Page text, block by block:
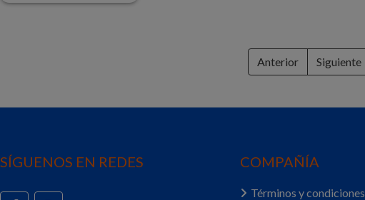
Anterior Siguiente
SÍGUENOS EN REDES COMPAÑÍA
Términos y condiciones